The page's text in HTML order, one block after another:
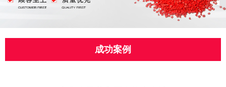
成功案例